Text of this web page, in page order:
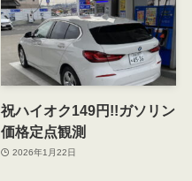
祝ハイオク149円!!ガソリン
価格定点観測
2026年1月22日